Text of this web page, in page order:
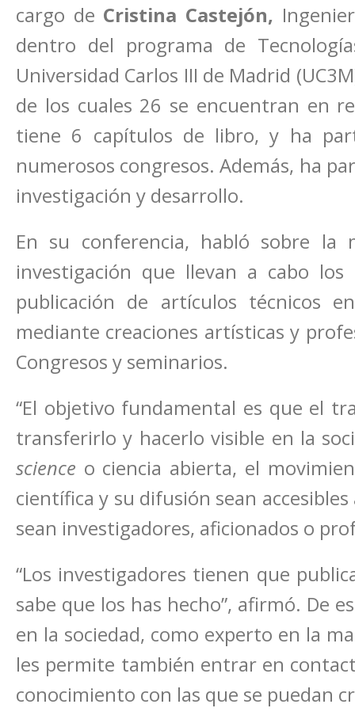
cargo de Cristina Castejón,
dentro del programa de
Universidad Carlos III de Madrid
de los cuales 26 se encuentran en
tiene 6 capítulos de libro, y ha
numerosos congresos. Además, ha
investigación y desarrollo.
En su conferencia, habló sobre
investigación que llevan a cabo
publicación de artículos técnicos
mediante creaciones artísticas y
Congresos y seminarios.
“El objetivo fundamental es que el
transferirlo y hacerlo visible en la
science o ciencia abierta, el
científica y su difusión sean
sean investigadores, aficionados o
“Los investigadores tienen que
sabe que los has hecho”, afirmó. De
en la sociedad, como experto en la
les permite también entrar en
conocimiento con las que se puedan